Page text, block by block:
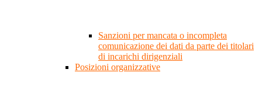
Sanzioni per mancata o incompleta
comunicazione dei dati da parte dei titolari
di incarichi dirigenziali
Posizioni organizzative